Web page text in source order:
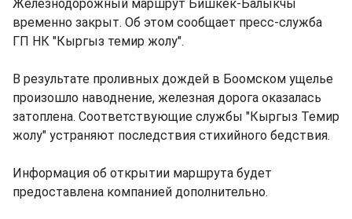
Железнодорожный маршрут Бишкек-Балыкчы
временно закрыт. Об этом сообщает пресс-служба
ГП НК "Кыргыз темир жолу".
В результате проливных дождей в Боомском ущелье
произошло наводнение, железная дорога оказалась
затоплена. Соответствующие службы "Кыргыз Темир
жолу" устраняют последствия стихийного бедствия.
Информация об открытии маршрута будет
предоставлена компанией дополнительно.